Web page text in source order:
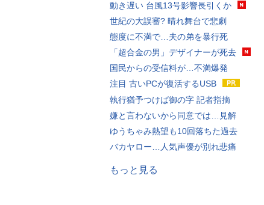
動き遅い 台風13号影響長引くか
世紀の大誤審? 晴れ舞台で悲劇
態度に不満で…夫の弟を暴行死
「超合金の男」デザイナーが死去
国民からの受信料が…不満爆発
注目 古いPCが復活するUSB
執行猶予つけば御の字 記者指摘
嫌と言わないから同意では…見解
ゆうちゃみ熱望も10回落ちた過去
バカヤロー…人気声優が別れ悲痛
もっと見る